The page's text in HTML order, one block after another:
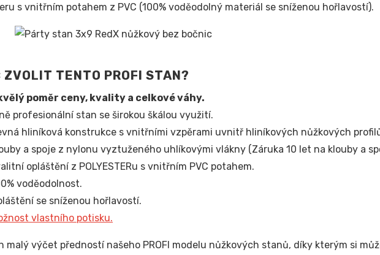
s vnitřním potahem z PVC (100% voděodolný materiál se sníženou hořlavostí).
ZVOLIT TENTO PROFI STAN?
poměr ceny, kvality a celkové váhy.
profesionální stan se širokou škálou využití.
hliníková konstrukce s vnitřními vzpěrami uvnitř hliníkových nůžkových
a spoje z nylonu vyztuženého uhlíkovými vlákny (Záruka 10 let na klouby a
opláštění z POLYESTERu s vnitřním PVC potahem.
voděodolnost.
se sníženou hořlavostí.
vlastního potisku.
malý výčet předností našeho PROFI modelu nůžkových stanů, díky kterým si